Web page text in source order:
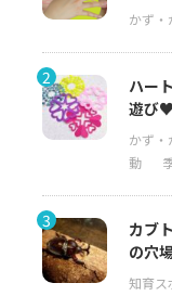
2
ハー
遊び
3
カブ
の穴